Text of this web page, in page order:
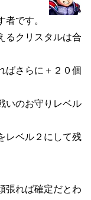
です。
るクリスタルは合
ばさらに＋２０個
いのお守りレベル
レベル２にして残
張れば確定だとわ